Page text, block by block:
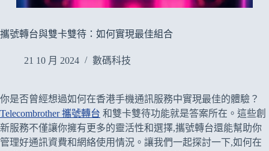
攜號轉台與雙卡雙待：如何實現最佳組合
21 10 月 2024 數碼科技
你是否曾經想過如何在香港手機通訊服務中實現最佳的體驗？
Telecombrother 攜號轉台 和雙卡雙待功能就是答案所在。這些創
新服務不僅讓你擁有更多的靈活性和選擇,攜號轉台還能幫助你
管理好通訊資費和網絡使用情況。讓我們一起探討一下,如何在